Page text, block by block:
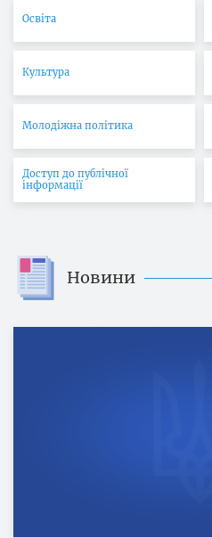
Освіта
Культура
Молодіжна політика
Доступ до публічної
інформації
Новини